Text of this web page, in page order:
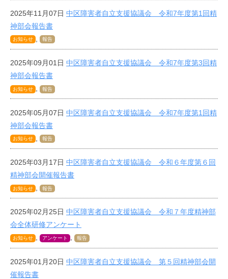
2025年11月07日 中区障害者自立支援協議会 令和7年度第1回精
神部会報告書
お知らせ , 報告
2025年09月01日 中区障害者自立支援協議会 令和7年度第3回精
神部会報告書
お知らせ , 報告
2025年05月07日 中区障害者自立支援協議会 令和7年度第1回精
神部会報告書
お知らせ , 報告
2025年03月17日 中区障害者自立支援協議会 令和６年度第６回
精神部会開催報告書
お知らせ , 報告
2025年02月25日 中区障害者自立支援協議会 令和７年度精神部
会全体研修アンケート
お知らせ , アンケート , 報告
2025年01月20日 中区障害者自立支援協議会 第５回精神部会開
催報告書